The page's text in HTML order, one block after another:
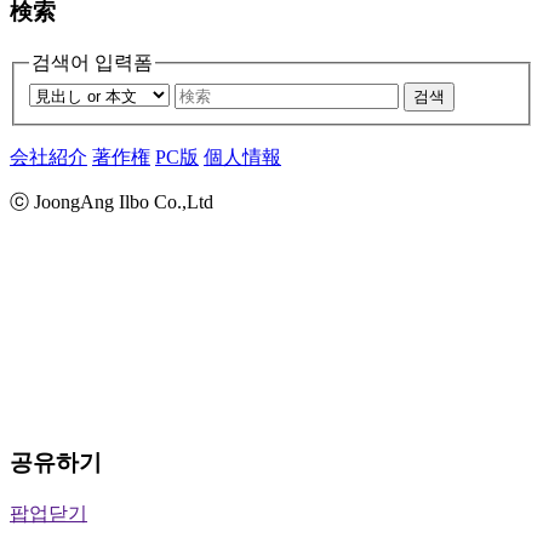
検索
검색어 입력폼
검색
会社紹介 著作権 PC版 個人情報
ⓒ JoongAng Ilbo Co.,Ltd
공유하기
팝업닫기